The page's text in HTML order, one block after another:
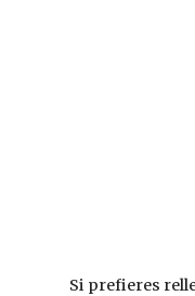
Si prefieres